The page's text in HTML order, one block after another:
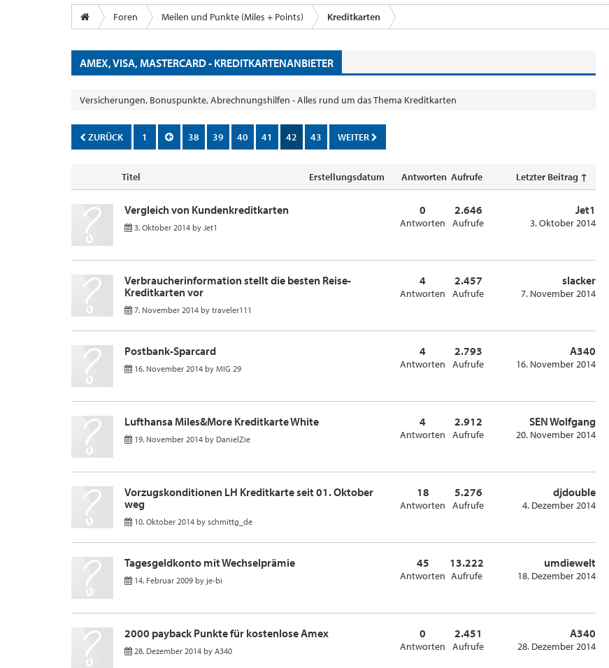
Foren Meilen und Punkte (Miles + Points) Kreditkarten
AMEX, VISA, MASTERCARD - KREDITKARTENANBIETER
Versicherungen, Bonuspunkte, Abrechnungshilfen - Alles rund um das Thema Kreditkarten
ZURÜCK 1 38 39 40 41 42 43 WEITER
Titel Erstellungsdatum Antworten Aufrufe Letzter Beitrag ↑
Vergleich von Kundenkreditkarten
3. Oktober 2014 by Jet1
0
Antworten
2.646
Aufrufe
Jet1
3. Oktober 2014
Verbraucherinformation stellt die besten Reise-
Kreditkarten vor
7. November 2014 by traveler111
4
Antworten
2.457
Aufrufe
slacker
7. November 2014
Postbank-Sparcard
16. November 2014 by MIG 29
4
Antworten
2.793
Aufrufe
A340
16. November 2014
Lufthansa Miles&More Kreditkarte White
19. November 2014 by DanielZie
4
Antworten
2.912
Aufrufe
SEN Wolfgang
20. November 2014
Vorzugskonditionen LH Kreditkarte seit 01. Oktober
weg
10. Oktober 2014 by schmittg_de
18
Antworten
5.276
Aufrufe
djdouble
4. Dezember 2014
Tagesgeldkonto mit Wechselprämie
14. Februar 2009 by je-bi
45
Antworten
13.222
Aufrufe
umdiewelt
18. Dezember 2014
2000 payback Punkte für kostenlose Amex
28. Dezember 2014 by A340
0
Antworten
2.451
Aufrufe
A340
28. Dezember 2014